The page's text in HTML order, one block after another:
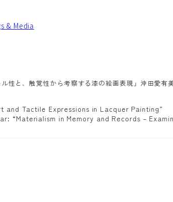
& Media
ル性と、触覚性から考察する漆の絵画表現」沖田愛
and Tactile Expressions in Lacquer Painting”
“Materialism in Memory and Records –